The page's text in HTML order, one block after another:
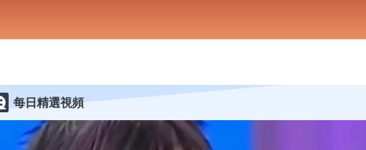
每日精選視頻